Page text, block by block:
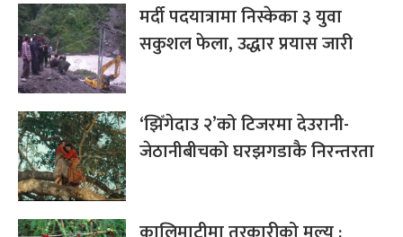
मर्दी पदयात्रामा निस्केका ३ युवा
सकुशल फेला, उद्धार प्रयास जारी
‘झिँगेदाउ २’को टिजरमा देउरानी-
जेठानीबीचको घरझगडाकै निरन्तरता